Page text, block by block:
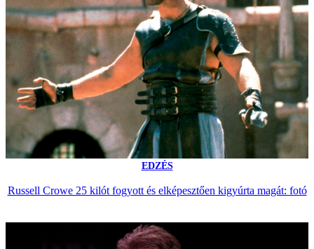
EDZÉS
Russell Crowe 25 kilót fogyott és elképesztően kigyúrta magát: fotó